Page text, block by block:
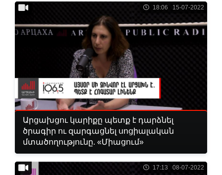
18:06 15-07-2022
Արցախցու կարիքը պետք է դարձնել
ծրագիր ու զարգացնել սոցիալական
մտածողությունը. «Միացում»
17:13 08-07-2022